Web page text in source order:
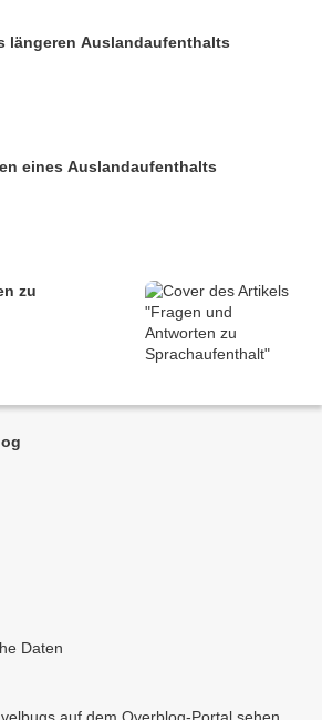
längeren Auslandaufenthalts
eines Auslandaufenthalts
zu
Daten